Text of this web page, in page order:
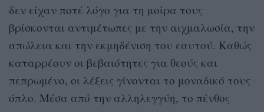
δεν είχαν ποτέ λόγο για τη μοίρα τους
βρίσκονται αντιμέτωπες με την αιχμαλωσία, την
απώλεια και την εκμηδένιση του εαυτού. Καθώς
καταρρέουν οι βεβαιότητες για θεούς και
πεπρωμένο, οι λέξεις γίνονται το μοναδικό τους
όπλο. Μέσα από την αλληλεγγύη, το πένθος